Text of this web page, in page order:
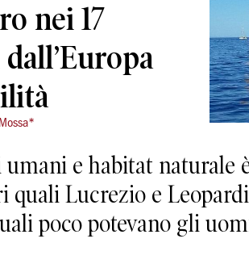
nei 17
e habitat naturale
quali Lucrezio e
poco potevano gli